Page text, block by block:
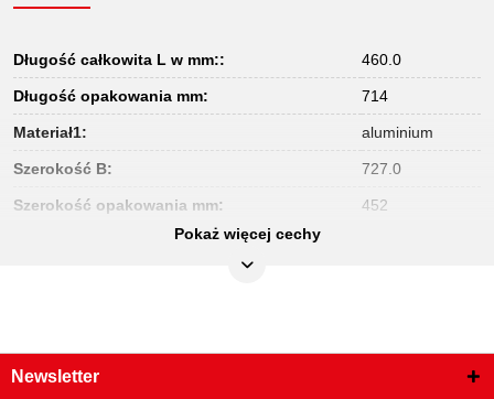
Długość całkowita L w mm:: 460.0
Długość opakowania mm: 714
Materiał1: aluminium
Szerokość B: 727.0
Szerokość opakowania mm: 452
Wysokość opakowania mm: 1.6
Wysokość w mm:
Pokaż więcej cechy
Newsletter